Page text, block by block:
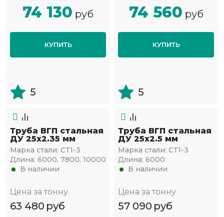
74 130 руб
КУПИТЬ
5
74 560 руб
КУПИТЬ
5
Труба ВГП стальная
ДУ 25х2.35 мм
Марка стали: СТ1-3
Длина: 6000, 7800, 10000
В наличии
Цена за тонну
63 480 руб
Труба ВГП стальная
ДУ 25х2.5 мм
Марка стали: СТ1-3
Длина: 6000
В наличии
Цена за тонну
57 090 руб